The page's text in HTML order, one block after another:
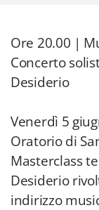
Ore 20.00 |
Concerto
Desiderio
Venerdì 5
Oratorio di
Masterclass
Desiderio
indirizzo